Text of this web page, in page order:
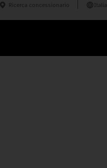
Ricerca concessionario Italia